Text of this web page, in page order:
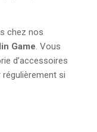
chez nos
Game. Vous
d’accessoires
régulièrement si